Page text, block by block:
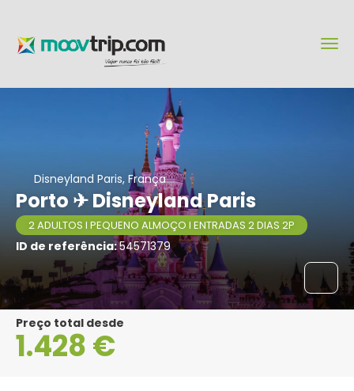
Disneyland Paris, França
Porto ✈ Disneyland Paris
2 ADULTOS I PEQUENO ALMOÇO I ENTRADAS 2 DIAS 2P
ID de referência:54571379
Preço total desde
1.428 €